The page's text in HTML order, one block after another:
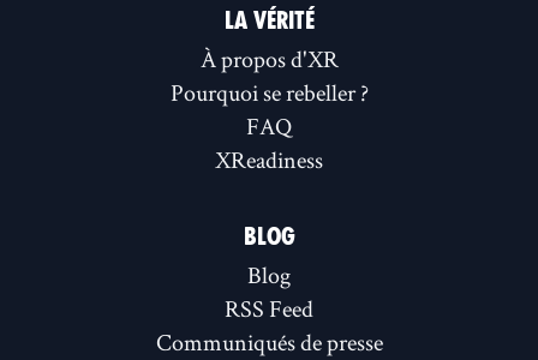
LA VÉRITÉ
À propos d'XR
Pourquoi se rebeller ?
FAQ
XReadiness
BLOG
Blog
RSS Feed
Communiqués de presse